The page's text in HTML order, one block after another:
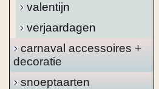
valentijn
verjaardagen
carnaval accessoires +
decoratie
snoeptaarten